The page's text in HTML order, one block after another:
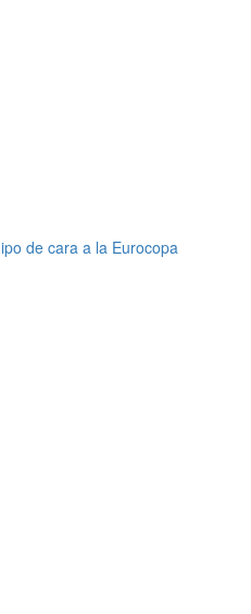
de cara a la Eurocopa